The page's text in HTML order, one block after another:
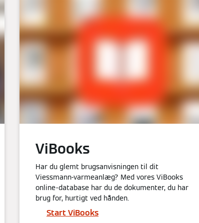
ViBooks
Har du glemt brugsanvisningen til dit
Viessmann-varmeanlæg? Med vores ViBooks
online-database har du de dokumenter, du har
brug for, hurtigt ved hånden.
Start ViBooks